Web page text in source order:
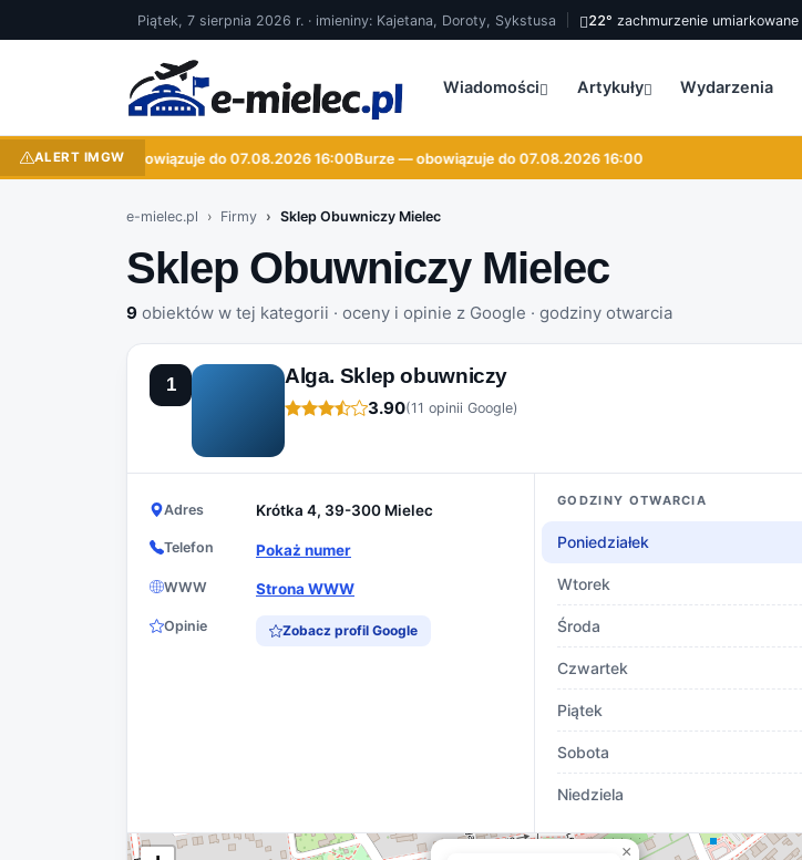
Piątek, 7 sierpnia 2026 r. · imieniny: Kajetana, Doroty, Sykstusa 22° zachmurzenie umiarkowane
Wiadomości Artykuły Wydarzenia
ALERT IMGW
Burze — obowiązuje do 07.08.2026 16:00Burze — obowiązuje do 07.08.2026 16:00
e-mielec.pl Firmy Sklep Obuwniczy Mielec
Sklep Obuwniczy Mielec
9 obiektów w tej kategorii · oceny i opinie z Google · godziny otwarcia
1 Alga. Sklep obuwniczy
3.90(11 opinii Google)
Adres Krótka 4, 39-300 Mielec
Telefon Pokaż numer
WWW Strona WWW
Opinie Zobacz profil Google
GODZINY OTWARCIA
Poniedziałek
Wtorek
Środa
Czwartek
Piątek
Sobota
Niedziela
×